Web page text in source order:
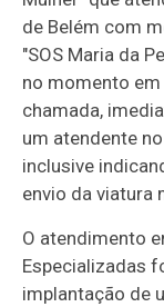
de Belém com
"SOS Maria da
no momento
chamada,
um atendente
inclusive
envio da viatura
O atendimento
Especializadas
implantação de